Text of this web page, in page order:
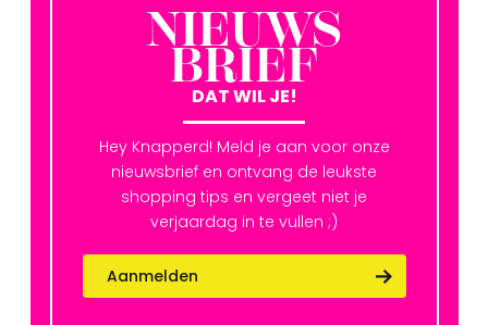
NIEUWS
BRIEF
DAT WIL JE!
Hey Knapperd! Meld je aan voor onze
nieuwsbrief en ontvang de leukste
shopping tips en vergeet niet je
verjaardag in te vullen ;)
Aanmelden